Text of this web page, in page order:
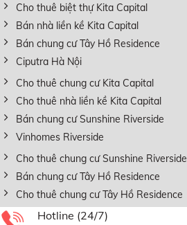
Cho thuê biệt thự Kita Capital
Bán nhà liền kề Kita Capital
Bán chung cư Tây Hồ Residence
Ciputra Hà Nội
Cho thuê chung cư Kita Capital
Cho thuê nhà liền kề Kita Capital
Bán chung cư Sunshine Riverside
Vinhomes Riverside
Cho thuê chung cư Sunshine Riverside
Bán chung cư Tây Hồ Residence
Cho thuê chung cư Tây Hồ Residence
Hotline (24/7)